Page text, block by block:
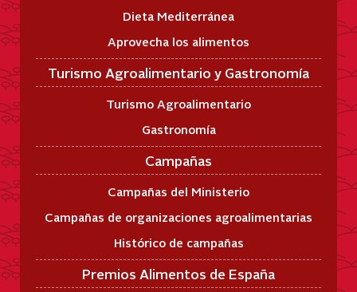
Dieta Mediterránea
Aprovecha los alimentos
Turismo Agroalimentario y Gastronomía
Turismo Agroalimentario
Gastronomía
Campañas
Campañas del Ministerio
Campañas de organizaciones agroalimentarias
Histórico de campañas
Premios Alimentos de España